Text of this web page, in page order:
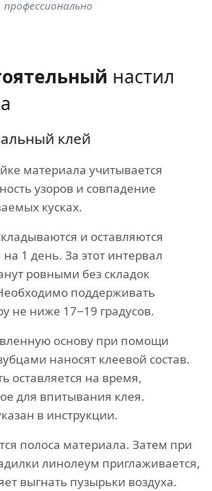
профессионально
настил
клей
материала учитывается
узоров и совпадение
кусках.
и оставляются
на 1 день. За этот интервал
ровными без складок
поддерживать
не ниже 17−19 градусов.
основу при помощи
наносят клеевой состав.
оставляется на время,
для впитывания клея.
в инструкции.
полоса материала. Затем при
линолеум приглаживается,
выгнать пузырьки воздуха.